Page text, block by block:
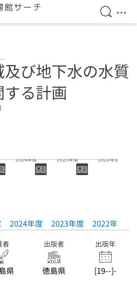
検索を
メ
び地下水の水質
る計画
2024年度
2024年度
2023年度
2023年度
2022年度
2022年度
者
県
出版者
徳島県
出版年
[19--]-